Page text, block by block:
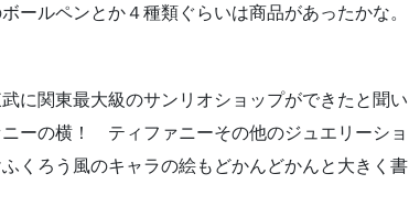
ールペンとか４種類ぐらいは商品があったかな。
に関東最大級のサンリオショップができたと聞い
ーの横！ ティファニーその他のジュエリーショ
くろう風のキャラの絵もどかんどかんと大きく書